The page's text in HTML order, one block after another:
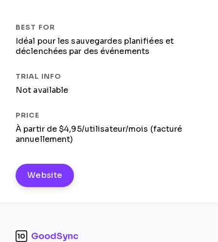
Idéal pour les sauvegardes planifiées et
déclenchées par des événements
Not available
À partir de $4,95/utilisateur/mois (facturé
annuellement)
Website
10 GoodSync